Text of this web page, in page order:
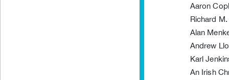
Aaron
Richard
Alan
Andrew
Karl
An Irish